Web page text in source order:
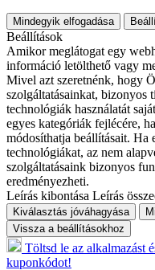
Mindegyik elfogadása
Beállítások
Amikor meglátogat egy
információ letölthető vagy
Mivel azt szeretnénk, hogy
szolgáltatásainkat, bizonyos
technológiák használatát
egyes kategóriák fejlécére,
módosíthatja beállításait. Ha
technológiákat, az nem
szolgáltatásaink bizonyos
eredményezheti.
Leírás kibontása Leírás
Kiválasztás jóváhagyása
Vissza a beállításokhoz
Töltsd le az alkalmazást
kuponkódot!